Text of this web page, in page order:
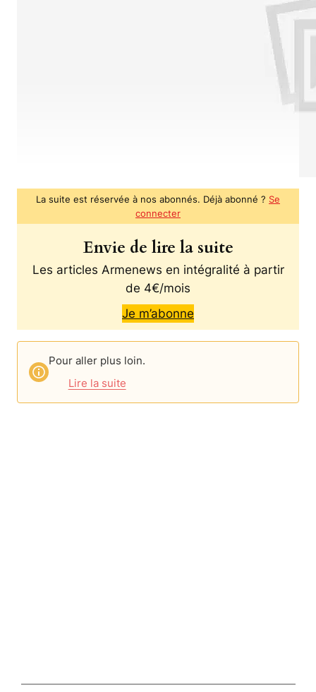
La suite est réservée à nos abonnés. Déjà abonné ? Se
connecter
Envie de lire la suite
Les articles Armenews en intégralité à partir
de 4€/mois
Je m’abonne
Pour aller plus loin.
Lire la suite